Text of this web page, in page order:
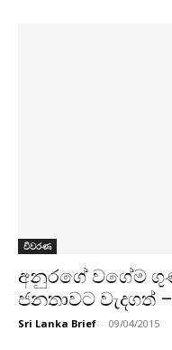
විවරණ
අනුරගේ වගේම
ජනතාවට
Sri Lanka Brief - 09/04/2015